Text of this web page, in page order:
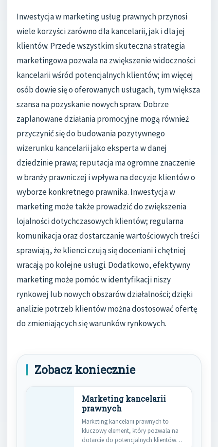
Inwestycja w marketing usług prawnych przynosi
wiele korzyści zarówno dla kancelarii, jak i dla jej
klientów. Przede wszystkim skuteczna strategia
marketingowa pozwala na zwiększenie widoczności
kancelarii wśród potencjalnych klientów; im więcej
osób dowie się o oferowanych usługach, tym większa
szansa na pozyskanie nowych spraw. Dobrze
zaplanowane działania promocyjne mogą również
przyczynić się do budowania pozytywnego
wizerunku kancelarii jako eksperta w danej
dziedzinie prawa; reputacja ma ogromne znaczenie
w branży prawniczej i wpływa na decyzje klientów o
wyborze konkretnego prawnika. Inwestycja w
marketing może także prowadzić do zwiększenia
lojalności dotychczasowych klientów; regularna
komunikacja oraz dostarczanie wartościowych treści
sprawiają, że klienci czują się doceniani i chętniej
wracają po kolejne usługi. Dodatkowo, efektywny
marketing może pomóc w identyfikacji niszy
rynkowej lub nowych obszarów działalności; dzięki
analizie potrzeb klientów można dostosować ofertę
do zmieniających się warunków rynkowych.
Zobacz koniecznie
Marketing kancelarii
prawnych
Marketing kancelarii prawnych to
kluczowy element, który pozwala na
dotarcie do potencjalnych klientów